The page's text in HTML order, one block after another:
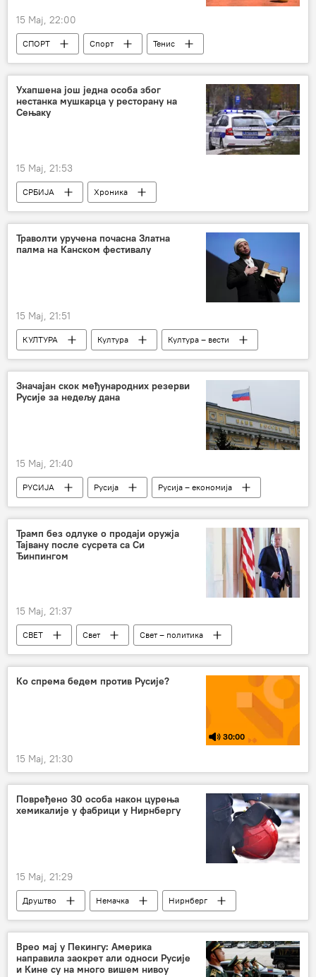
15 Мај, 22:00
СПОРТ Спорт Тенис
Ухапшена још једна особа због
нестанка мушкарца у ресторану на
Сењаку
15 Мај, 21:53
СРБИЈА
Хроника
Србија – хроника
Траволти уручена почасна Златна
палма на Канском фестивалу
15 Мај, 21:51
КУЛТУРА Култура Култура – вести
Значајан скок међународних резерви
Русије за недељу дана
15 Мај, 21:40
РУСИЈА Русија
Русија – економија
резерве
раст
Трамп без одлуке о продаји оружја
Тајвану после сусрета са Си
Ђинпингом
15 Мај, 21:37
СВЕТ Свет
Свет – политика
Америка
Доналд Трамп
Ко спрема бедем против Русије?
30:00
15 Мај, 21:30
Повређено 30 особа након цурења
хемикалије у фабрици у Нирнбергу
15 Мај, 21:29
Друштво Немачка
Нирнберг
хемикалије
цурење СВЕТ
Врео мај у Пекингу: Америка
направила заокрет али односи Русије
и Кине су на много вишем нивоу